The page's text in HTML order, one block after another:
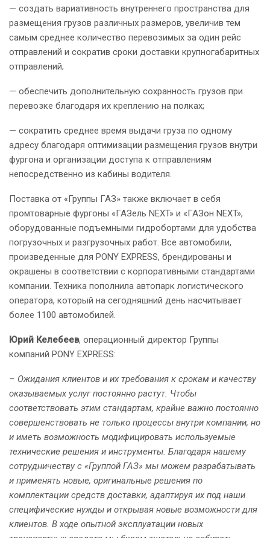
— создать вариативность внутреннего пространства для
размещения грузов различных размеров, увеличив тем
самым среднее количество перевозимых за один рейс
отправлений и сократив сроки доставки крупногабаритных
отправлений;
— обеспечить дополнительную сохранность грузов при
перевозке благодаря их креплению на полках;
— сократить среднее время выдачи груза по одному
адресу благодаря оптимизации размещения грузов внутри
фургона и организации доступа к отправлениям
непосредственно из кабины водителя.
Поставка от «Группы ГАЗ» также включает в себя
промтоварные фургоны «ГАЗель NEXT» и «ГАЗон NEXT»,
оборудованные подъемными гидробортами для удобства
погрузочных и разгрузочных работ. Все автомобили,
произведенные для PONY EXPRESS, брендированы и
окрашены в соответствии с корпоративными стандартами
компании. Техника пополнила автопарк логистического
оператора, который на сегодняшний день насчитывает
более 1100 автомобилей.
Юрий Келебеев, операционный директор Группы
компаний PONY EXPRESS:
– Ожидания клиентов и их требования к срокам и качеству
оказываемых услуг постоянно растут. Чтобы
соответствовать этим стандартам, крайне важно постоянно
совершенствовать не только процессы внутри компании, но
и иметь возможность модифицировать используемые
технические решения и инструменты. Благодаря нашему
сотрудничеству с «Группой ГАЗ» мы можем разрабатывать
и применять новые, оригинальные решения по
комплектации средств доставки, адаптируя их под наши
специфические нужды и открывая новые возможности для
клиентов. В ходе опытной эксплуатации новых